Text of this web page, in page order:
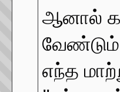
ஆனால்
வேண்டும்
எந்த